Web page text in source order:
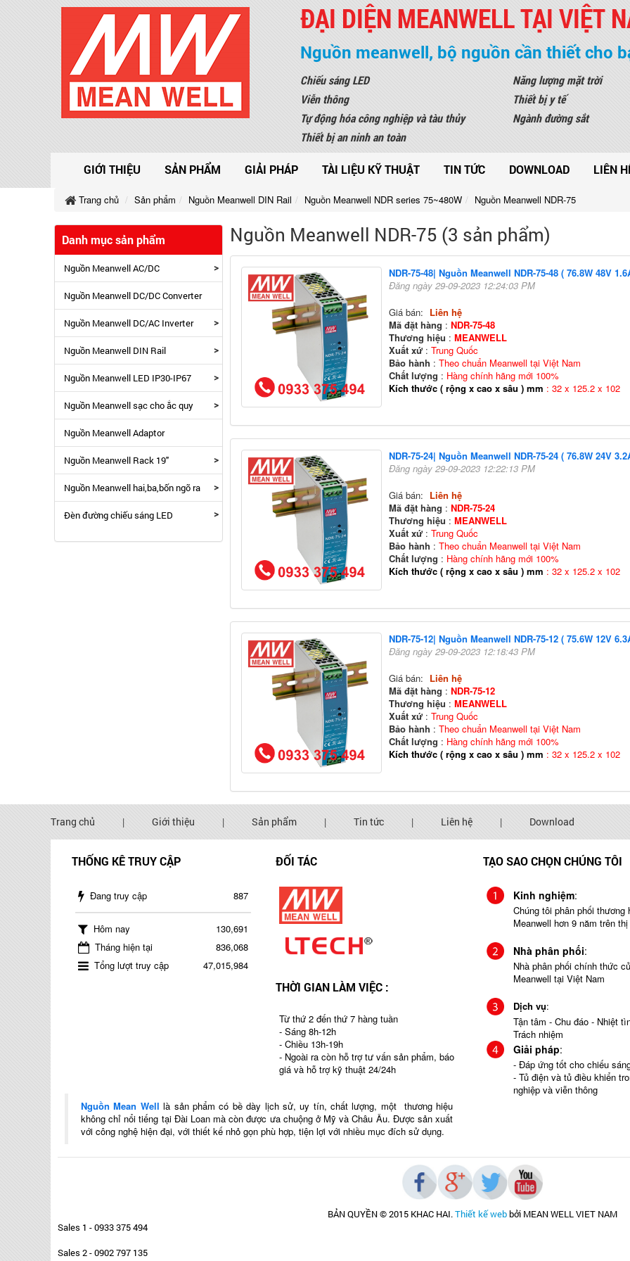
ĐẠI DIỆN MEANWELL TẠI VIỆT
Nguồn meanwell, bộ nguồn cần thiết cho
Chiếu sáng LED
Viễn thông
Tự động hóa công nghiệp và tàu thủy
Thiết bị an ninh an toàn
Năng lượng mặt trời
Thiết bị y tế
Ngành đường sắt
GIỚI THIỆU SẢN PHẨM GIẢI PHÁP TÀI LIỆU KỸ THUẬT TIN TỨC DOWNLOAD LIÊN
Trang chủ Sản phẩm Nguồn Meanwell DIN Rail Nguồn Meanwell NDR series 75~480W Nguồn Meanwell NDR-75
Nguồn Meanwell NDR-75 (3 sản phẩm)
NDR-75-48| Nguồn Meanwell NDR-75-48 ( 76.8W 48V
Đăng ngày 29-09-2023 12:24:03 PM
Giá bán: Liên hệ
Mã đặt hàng : NDR-75-48
Thương hiệu : MEANWELL
Xuất xứ: Trung Quốc
Bảo hành : Theo chuẩn Meanwell tại Việt Nam
Chất lượng : Hàng chính hãng mới 100%
Kích thước ( rộng x cao x sâu ) mm : 32 x 125.2 x 102
NDR-75-24| Nguồn Meanwell NDR-75-24 ( 76.8W 24V
Đăng ngày 29-09-2023 12:22:13 PM
Giá bán: Liên hệ
Mã đặt hàng : NDR-75-24
Thương hiệu : MEANWELL
Xuất xứ: Trung Quốc
Bảo hành : Theo chuẩn Meanwell tại Việt Nam
Chất lượng : Hàng chính hãng mới 100%
Kích thước ( rộng x cao x sâu ) mm : 32 x 125.2 x 102
NDR-75-12| Nguồn Meanwell NDR-75-12 ( 75.6W 12V
Đăng ngày 29-09-2023 12:18:43 PM
Giá bán: Liên hệ
Mã đặt hàng : NDR-75-12
Thương hiệu : MEANWELL
Xuất xứ: Trung Quốc
Bảo hành : Theo chuẩn Meanwell tại Việt Nam
Chất lượng : Hàng chính hãng mới 100%
Kích thước ( rộng x cao x sâu ) mm : 32 x 125.2 x 102
Danh mục sản phẩm
Nguồn Meanwell AC/DC >
Nguồn Meanwell DC/DC Converter
Nguồn Meanwell DC/AC Inverter >
Nguồn Meanwell DIN Rail >
Nguồn Meanwell LED IP30-IP67 >
Nguồn Meanwell sạc cho ắc quy >
Nguồn Meanwell Adaptor
Nguồn Meanwell Rack 19" >
Nguồn Meanwell hai,ba,bốn ngõ ra >
Đèn đường chiếu sáng LED >
Trang chủ | Giới thiệu | Sản phẩm | Tin tức | Liên hệ | Download
THỐNG KÊ TRUY CẬP
Đang truy cập 887
Hôm nay
130,691
Tháng hiện tại
836,068
Tổng lượt truy cập
47,015,984
ĐỐI TÁC
THỜI GIAN LÀM VIỆC :
Từ thứ 2 đến thứ 7 hàng tuần
- Sáng 8h-12h
- Chiều 13h-19h
- Ngoài ra còn hỗ trợ tư vấn sản phẩm, báo
giá và hỗ trợ kỹ thuật 24/24h
Nguồn Mean Well là sản phẩm có bề dày lịch sử, uy tín, chất lượng, một thương hiệu
không chỉ nổi tiếng tại Đài Loan mà còn được ưa chuộng ở Mỹ và Châu Âu. Được sản xuất
với công nghệ hiện đại, với thiết kế nhỏ gọn phù hợp, tiện lợi với nhiều mục đích sử dụng.
TẠO SAO CHỌN CHÚNG TÔI
Kinh nghiệm:
Chúng tôi phân phối thương
Meanwell hơn 9 năm trên
Nhà phân phối:
Nhà phân phối chính thức
Meanwell tại Việt Nam
Dịch vụ:
Tận tâm - Chu đáo - Nhiệt
Trách nhiệm
Giải pháp:
- Đáp ứng tốt cho chiếu
- Tủ điện và tủ điều khiển
nghiệp và viễn thông
BẢN QUYỀN © 2015 KHAC HAI.Thiết kế webbởi MEAN WELL VIET NAM
Sales 1 - 0933 375 494
Sales 2 - 0902 797 135